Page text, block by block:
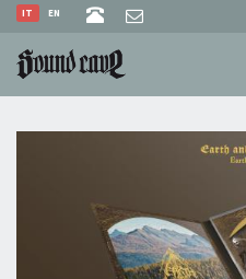
EN
IT